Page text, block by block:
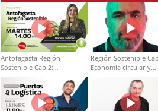
Antofagasta Región
Sostenible Cap.2:
Educación ambiental y
formación de capacidades
técnicas
Región Sostenible
Economía circular y